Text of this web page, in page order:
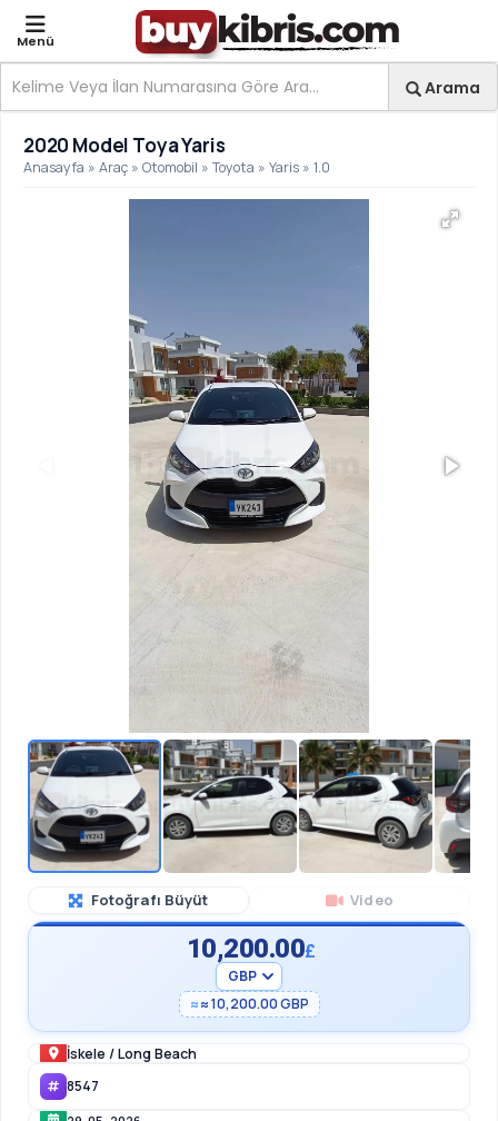
Menü
Ara
Arama
2020 Model Toya Yaris |
2020 Model Toya Yaris
Anasayfa » Araç » Otomobil » Toyota » Yaris » 1.0
Fotoğrafı Büyüt Video
10,200.00£
≈ 10,200.00 GBP
İskele /Long Beach
8547